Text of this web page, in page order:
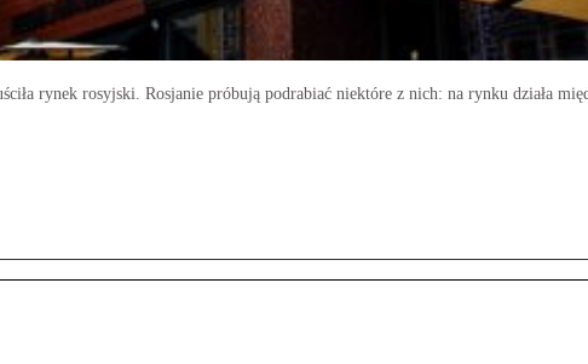
rynek rosyjski. Rosjanie próbują podrabiać niektóre z nich: na rynku działa